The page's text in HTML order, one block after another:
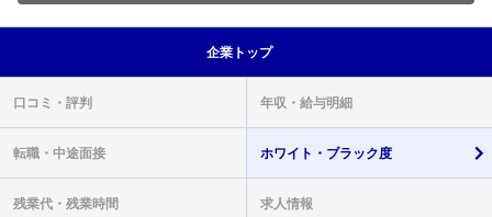
企業 トップ
口コミ・ 評判 年収・ 給与明細
転職・ 中途面接 ホワイト・ ブラック度
残業代・ 残業時間 求人情報